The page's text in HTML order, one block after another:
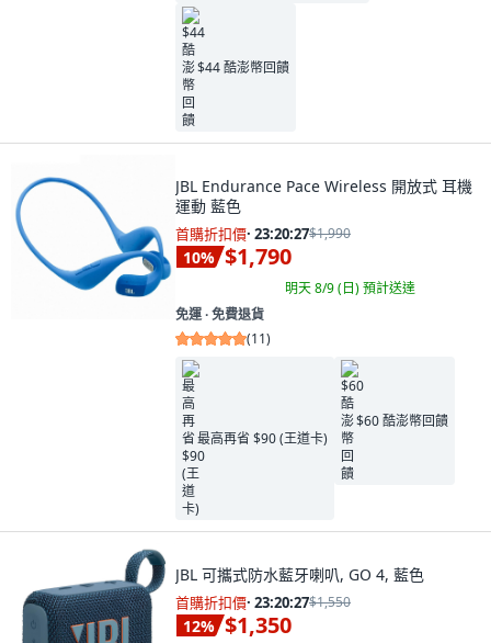
$44 酷澎幣回饋
JBL Endurance Pace Wireless 開放式 耳機
運動 藍色
首購折扣價· 23:20:26$1,990
10% $1,790
明天 8/9 (日)預計送達
免運 ∙ 免費退貨
(11)
最高再省 $90 (王道卡)
$60 酷澎幣回饋
JBL 可攜式防水藍牙喇叭, GO 4, 藍色
首購折扣價· 23:20:26$1,550
12% $1,350